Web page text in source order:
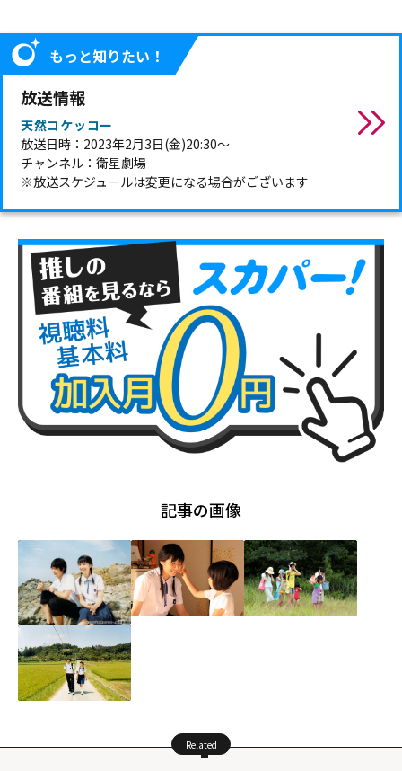
もっと知りたい！
放送情報
天然コケッコー
放送日時：2023年2月3日(金)20:30～
チャンネル：衛星劇場
※放送スケジュールは変更になる場合がございます
記事の画像
Related